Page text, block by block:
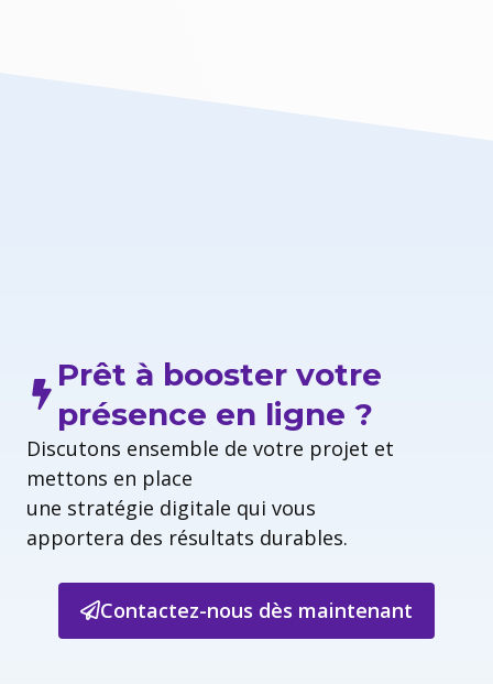
Prêt à booster votre
présence en ligne ?
Discutons ensemble de votre projet et
mettons en place
une stratégie digitale qui vous
apportera des résultats durables.
Contactez-nous dès maintenant